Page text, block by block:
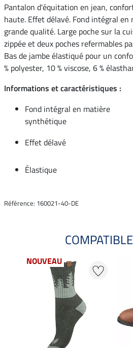
Pantalon d'équitation en jean,
haute. Effet délavé. Fond intégral
grande qualité. Large poche sur la
zippée et deux poches refermables
Bas de jambe élastiqué pour un
% polyester, 10 % viscose, 6 %
Informations et caractéristiques :
Fond intégral en matière
synthétique
Effet délavé
Élastique
Référence: 160021-40-DE
NOUVEAU